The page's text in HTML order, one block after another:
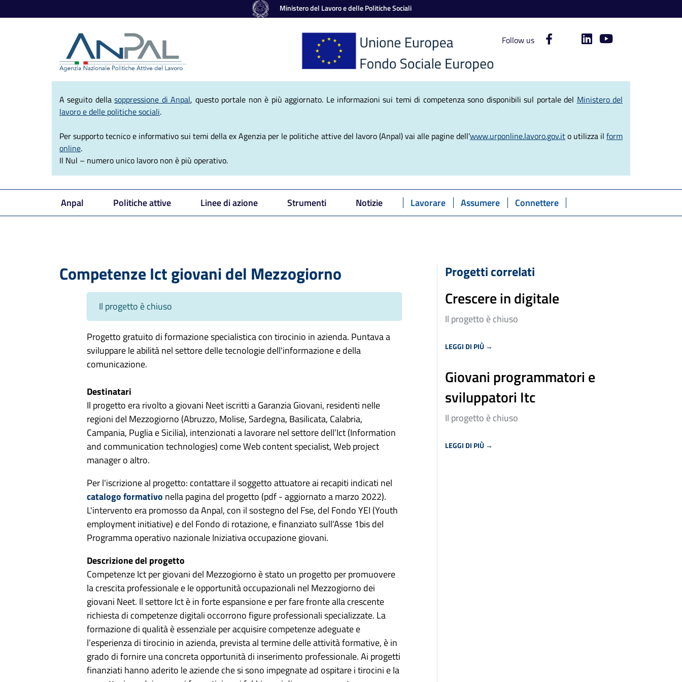
Ministero del Lavoro e delle Politiche Sociali
Agenzia Nazionale Politiche Attive del Lavoro
Follow us
A seguito dellasoppressione di Anpal, questo portale non è più aggiornato. Le informazioni sui temi di competenza sono disponibili sul portale del Ministero del
lavoro e delle politiche sociali.
Per supporto tecnico e informativo sui temi della ex Agenzia per le politiche attive del lavoro (Anpal) vai alle pagine dell’www.urponline.lavoro.gov.ito utilizza ilform
online.
Il Nul – numero unico lavoro non è più operativo.
Anpal Politiche attive Linee di azione Strumenti Notizie Lavorare Assumere Connettere
Competenze Ict giovani del Mezzogiorno
Il progetto è chiuso
Progetto gratuito di formazione specialistica con tirocinio in azienda. Puntava a
sviluppare le abilità nel settore delle tecnologie dell'informazione e della
comunicazione.
Destinatari
Il progetto era rivolto a giovani Neet iscritti a Garanzia Giovani, residenti nelle
regioni del Mezzogiorno (Abruzzo, Molise, Sardegna, Basilicata, Calabria,
Campania, Puglia e Sicilia), intenzionati a lavorare nel settore dell’Ict (Information
and communication technologies) come Web content specialist, Web project
manager o altro.
Per l'iscrizione al progetto: contattare il soggetto attuatore ai recapiti indicati nel
catalogo formativo nella pagina del progetto (pdf - aggiornato a marzo 2022).
L'intervento era promosso da Anpal, con il sostegno del Fse, del Fondo YEI (Youth
employment initiative) e del Fondo di rotazione, e finanziato sull'Asse 1bis del
Programma operativo nazionale Iniziativa occupazione giovani.
Descrizione del progetto
Competenze Ict per giovani del Mezzogiorno è stato un progetto per promuovere
la crescita professionale e le opportunità occupazionali nel Mezzogiorno dei
giovani Neet. Il settore Ict è in forte espansione e per fare fronte alla crescente
richiesta di competenze digitali occorrono figure professionali specializzate. La
formazione di qualità è essenziale per acquisire competenze adeguate e
l’esperienza di tirocinio in azienda, prevista al termine delle attività formative, è in
grado di fornire una concreta opportunità di inserimento professionale. Ai progetti
finanziati hanno aderito le aziende che si sono impegnate ad ospitare i tirocini e la
Progetti correlati
Crescere in digitale
Il progetto è chiuso
LEGGI DI PIÙ →
Giovani programmatori e
sviluppatori Itc
Il progetto è chiuso
LEGGI DI PIÙ →